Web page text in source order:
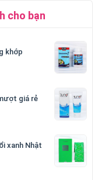
cho bạn
khớp
giá rẻ
xanh Nhật